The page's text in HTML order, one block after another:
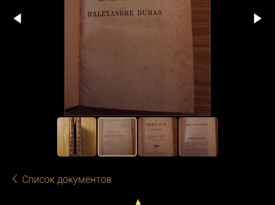
Список документов